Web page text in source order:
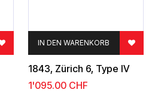
1843, Zürich 6, Type IV
IN DEN WARENKORB
1'095.00CHF